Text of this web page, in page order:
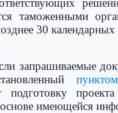
таможенными
30
запрашиваемые
подготовку
имеющейся